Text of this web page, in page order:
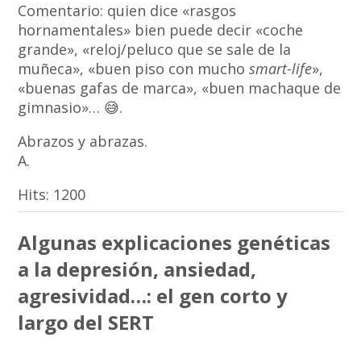
Comentario: quien dice «rasgos
hornamentales» bien puede decir «coche
grande», «reloj/peluco que se sale de la
muñeca», «buen piso con muchosmart-life»,
«buenas gafas de marca», «buen machaque de
gimnasio»… 😅.
Abrazos y abrazas.
A.
Hits: 1200
Algunas explicaciones genéticas
a la depresión, ansiedad,
agresividad…: el gen corto y
largo del SERT